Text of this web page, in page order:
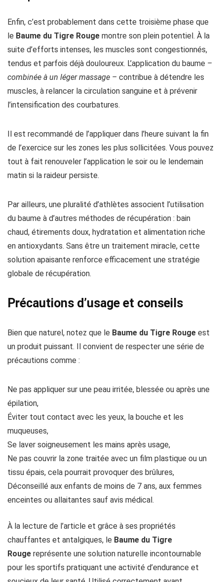
Enfin, c’est probablement dans cette troisième phase que
le Baume du Tigre Rouge montre son plein potentiel. À la
suite d’efforts intenses, les muscles sont congestionnés,
tendus et parfois déjà douloureux. L’application du baume –
combinée à un léger massage – contribue à détendre les
muscles, à relancer la circulation sanguine et à prévenir
l’intensification des courbatures.
Il est recommandé de l’appliquer dans l’heure suivant la fin
de l’exercice sur les zones les plus sollicitées. Vous pouvez
tout à fait renouveler l’application le soir ou le lendemain
matin si la raideur persiste.
Par ailleurs, une pluralité d’athlètes associent l’utilisation
du baume à d’autres méthodes de récupération : bain
chaud, étirements doux, hydratation et alimentation riche
en antioxydants. Sans être un traitement miracle, cette
solution apaisante renforce efficacement une stratégie
globale de récupération.
Précautions d’usage et conseils
Bien que naturel, notez que le Baume du Tigre Rouge est
un produit puissant. Il convient de respecter une série de
précautions comme :
Ne pas appliquer sur une peau irritée, blessée ou après une
épilation,
Éviter tout contact avec les yeux, la bouche et les
muqueuses,
Se laver soigneusement les mains après usage,
Ne pas couvrir la zone traitée avec un film plastique ou un
tissu épais, cela pourrait provoquer des brûlures,
Déconseillé aux enfants de moins de 7 ans, aux femmes
enceintes ou allaitantes sauf avis médical.
À la lecture de l’article et grâce à ses propriétés
chauffantes et antalgiques, le Baume du Tigre
Rouge représente une solution naturelle incontournable
pour les sportifs pratiquant une activité d’endurance et